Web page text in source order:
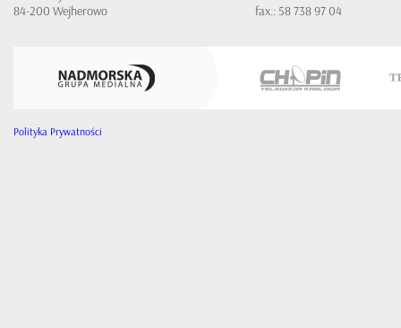
84-200 Wejherowo
fax.: 58 738 97 04
Polityka Prywatności